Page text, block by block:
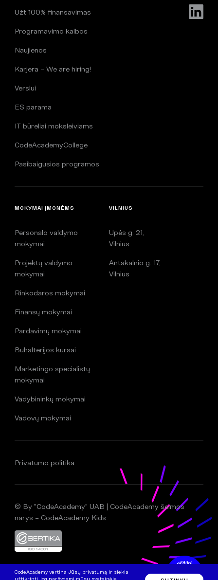
Užt 100% finansavimas
Programavimo kalbos
Naujienos
Karjera – We are hiring!
Verslui
ES parama
IT būreliai moksleiviams
CodeAcademyCollege
Pasibaigusios programos
MOKYMAI ĮMONĖMS
Personalo valdymo
mokymai
Projektų valdymo
mokymai
Rinkodaros mokymai
Finansų mokymai
Pardavimų mokymai
Buhalterijos kursai
Marketingo specialistų
mokymai
Vadybininkų mokymai
Vadovų mokymai
VILNIUS
Upės g. 21,
Vilnius
Antakalnio g. 17,
Vilnius
Privatumo politika
© By "CodeAcademy" UAB | CodeAcademy šeimos
narys – CodeAcademy Kids
CodeAcademy vertina Jūsų privatumą ir siekia